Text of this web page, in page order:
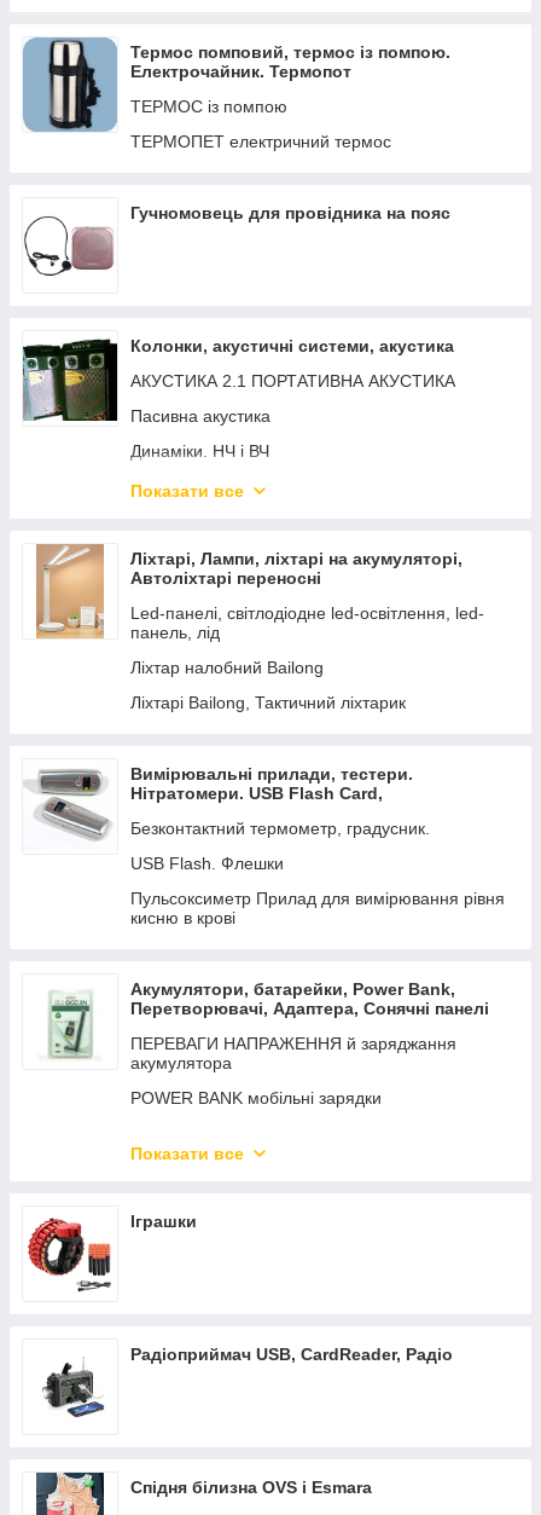
Термос помповий, термос із помпою.
Електрочайник. Термопот
ТЕРМОС із помпою
ТЕРМОПЕТ електричний термос
Гучномовець для провідника на пояс
Колонки, акустичні системи, акустика
АКУСТИКА 2.1 ПОРТАТИВНА АКУСТИКА
Пасивна акустика
Динаміки. НЧ і ВЧ
Системи сповіщення Акустика для трансляції
НАУШНИКИ
Акустика на акумуляторі з радіомікрофоном.
Динаміки — Драйвер Твітер П'єзо.
Автомобільні кленки АВТОЗВУК
Подвійні акустичні системи. Караоке системи
Показати все
Ліхтарі, Лампи, ліхтарі на акумуляторі,
Автоліхтарі переносні
Led-панелі, світлодіодне led-освітлення, led-
панель, лід
Ліхтар налобний Bailong
Ліхтарі Bailong, Тактичний ліхтарик
Вимірювальні прилади, тестери.
Нітратомери. USB Flash Card,
Безконтактний термометр, градусник.
USB Flash. Флешки
Пульсоксиметр Прилад для вимірювання рівня
кисню в крові
Акумулятори, батарейки, Power Bank,
Перетворювачі, Адаптера, Сонячні панелі
ПЕРЕВАГИ НАПРАЖЕННЯ й заряджання
акумулятора
POWER BANK мобільні зарядки
Показати все
Іграшки
Радіоприймач USB, CardReader, Радіо
Спідня білизна OVS і Esmara